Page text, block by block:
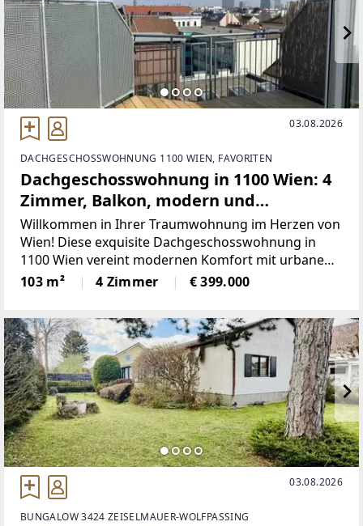
03.08.2026
DACHGESCHOSSWOHNUNG 1100 WIEN, FAVORITEN
Dachgeschosswohnung in 1100 Wien: 4
Zimmer, Balkon, modern und
großzügig! nur 399.000,-
Willkommen in Ihrer Traumwohnung im Herzen von
Wien! Diese exquisite Dachgeschosswohnung in
1100 Wien vereint modernen Komfort mit urbanem
Lebensstil und bietet Ihnen alles, was das Herz
begehrt.Mit einer großzügigen Fläche von 103 m²
103 m² 4 Zimmer € 399.000
03.08.2026
BUNGALOW 3424 ZEISELMAUER-WOLFPASSING